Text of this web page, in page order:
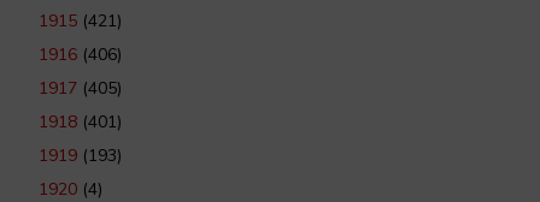
1915 (421)
1916 (406)
1917 (405)
1918 (401)
1919 (193)
1920 (4)